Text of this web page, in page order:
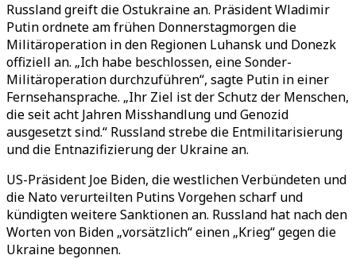
Russland greift die Ostukraine an. Präsident Wladimir
Putin ordnete am frühen Donnerstagmorgen die
Militäroperation in den Regionen Luhansk und Donezk
offiziell an. „Ich habe beschlossen, eine Sonder-
Militäroperation durchzuführen“, sagte Putin in einer
Fernsehansprache. „Ihr Ziel ist der Schutz der Menschen,
die seit acht Jahren Misshandlung und Genozid
ausgesetzt sind.“ Russland strebe die Entmilitarisierung
und die Entnazifizierung der Ukraine an.
US-Präsident Joe Biden, die westlichen Verbündeten und
die Nato verurteilten Putins Vorgehen scharf und
kündigten weitere Sanktionen an. Russland hat nach den
Worten von Biden „vorsätzlich“ einen „Krieg“ gegen die
Ukraine begonnen.